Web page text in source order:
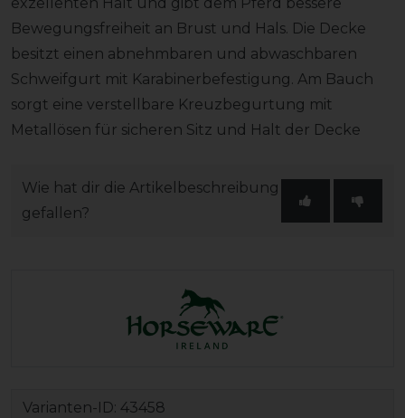
Bewegungsfreiheit an Brust und Hals. Die Decke
besitzt einen abnehmbaren und abwaschbaren
Schweifgurt mit Karabinerbefestigung. Am Bauch
sorgt eine verstellbare Kreuzbegurtung mit
Metallösen für sicheren Sitz und Halt der Decke
Wie hat dir die Artikelbeschreibung
gefallen?
Varianten-ID: 43458